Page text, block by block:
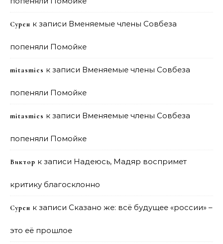
Сурен к записи Вменяемые члены Совбеза
попеняли Помойке
mitasmies к записи Вменяемые члены Совбеза
попеняли Помойке
mitasmies к записи Вменяемые члены Совбеза
попеняли Помойке
Виктор к записи Надеюсь, Мадяр воспримет
критику благосклонно
Сурен к записи Сказано же: всё будущее «россии» –
это её прошлое